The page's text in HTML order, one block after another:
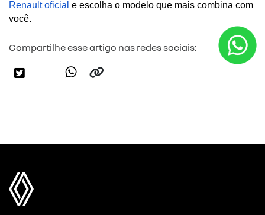
Renault oficial e escolha o modelo que mais combina com
você.
Compartilhe esse artigo nas redes sociais: